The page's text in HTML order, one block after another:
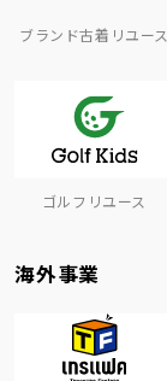
ブランド古着リユース
ゴルフリユース
海外事業